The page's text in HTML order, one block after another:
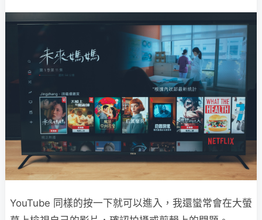
YouTube 同樣的按一下就可以進入，我還蠻常會在大螢